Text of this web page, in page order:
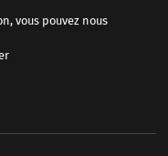
vous pouvez nous